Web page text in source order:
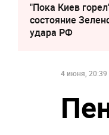
"Пока Киев
состояние
удара РФ
4 июня, 20:39